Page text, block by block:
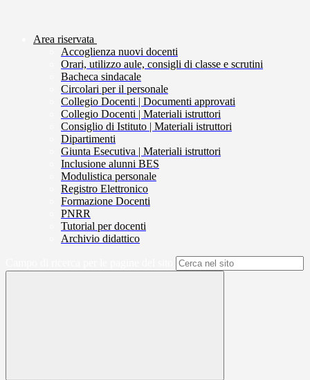
Area riservata
Accoglienza nuovi docenti
Orari, utilizzo aule, consigli di classe e scrutini
Bacheca sindacale
Circolari per il personale
Collegio Docenti | Documenti approvati
Collegio Docenti | Materiali istruttori
Consiglio di Istituto | Materiali istruttori
Dipartimenti
Giunta Esecutiva | Materiali istruttori
Inclusione alunni BES
Modulistica personale
Registro Elettronico
Formazione Docenti
PNRR
Tutorial per docenti
Archivio didattico